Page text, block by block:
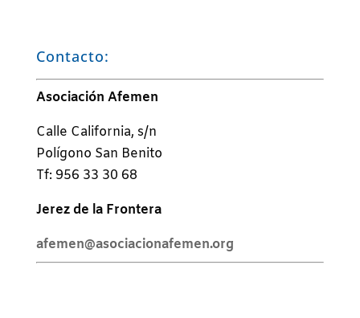
Contacto:
Asociación Afemen
Calle California, s/n
Polígono San Benito
Tf: 956 33 30 68
Jerez de la Frontera
afemen@asociacionafemen.org